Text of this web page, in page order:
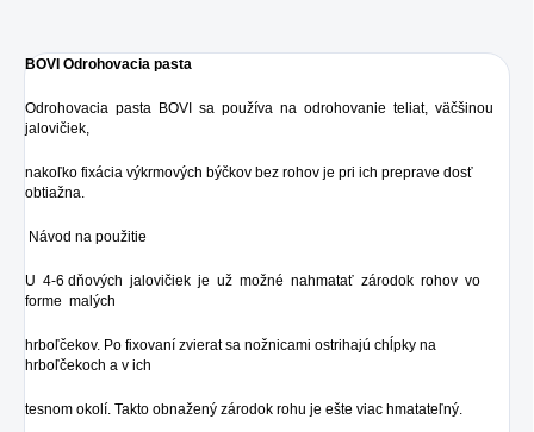
BOVI Odrohovacia pasta
Odrohovacia pasta BOVI sa používa na odrohovanie teliat, väčšinou
jalovičiek,
nakoľko fixácia výkrmových býčkov bez rohov je pri ich preprave dosť
obtiažna.
Návod na použitie
U 4-6 dňových jalovičiek je už možné nahmatať zárodok rohov vo
forme malých
hrboľčekov. Po fixovaní zvierat sa nožnicami ostrihajú chĺpky na
hrboľčekoch a v ich
tesnom okolí. Takto obnažený zárodok rohu je ešte viac hmatateľný.